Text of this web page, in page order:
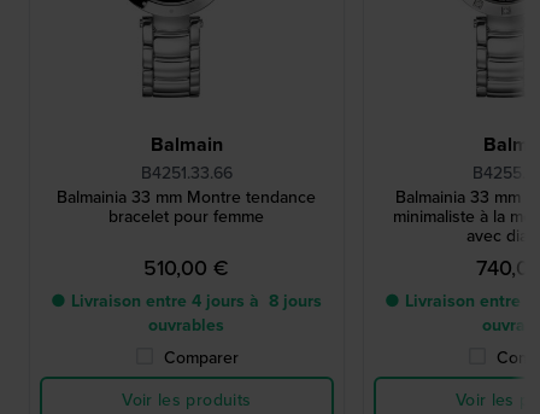
Balmain
B4251.33.66
Balmainia 33 mm Montre tendance
bracelet pour femme
510,00 €
● Livraison entre 4 jours à 8 jours
ouvrables
Comparer
Voir les produits
Balmainia 33 mm
minimaliste à la
avec
● Livraison entre
Voir les